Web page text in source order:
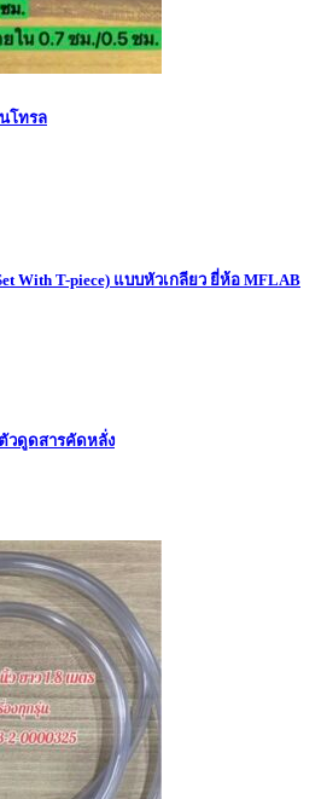
โทรล
With T-piece) แบบหัวเกลียว ยี่ห้อ MFLAB
วดูดสารคัดหลั่ง